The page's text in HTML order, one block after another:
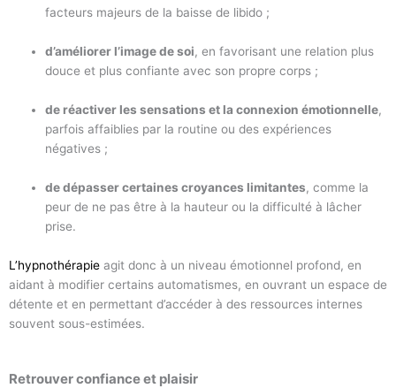
facteurs majeurs de la baisse de libido ;
d’améliorer l’image de soi, en favorisant une relation plus
douce et plus confiante avec son propre corps ;
de réactiver les sensations et la connexion émotionnelle,
parfois affaiblies par la routine ou des expériences
négatives ;
de dépasser certaines croyances limitantes, comme la
peur de ne pas être à la hauteur ou la difficulté à lâcher
prise.
L’hypnothérapie agit donc à un niveau émotionnel profond, en
aidant à modifier certains automatismes, en ouvrant un espace de
détente et en permettant d’accéder à des ressources internes
souvent sous-estimées.
Retrouver confiance et plaisir